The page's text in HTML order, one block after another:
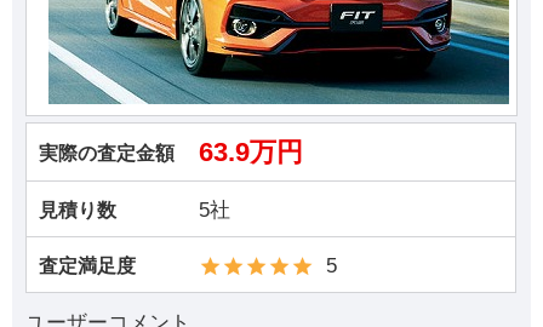
実際の査定金額 63.9万円
見積り数 5社
査定満足度 5
ユーザーコメント